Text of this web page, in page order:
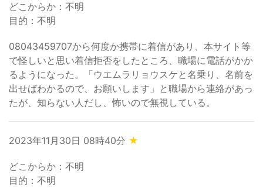
どこからか：不明
目的：不明
08043459707から何度か携帯に着信があり、本サイト等
で怪しいと思い着信拒否をしたところ、職場に電話がかか
るようになった。「ウエムラリョウスケと名乗り、名前を
出せばわかるので、お願いします」と職場から連絡があっ
たが、知らない人だし、怖いので無視している。
2023年11月30日 08時40分 ★
どこからか：不明
目的：不明